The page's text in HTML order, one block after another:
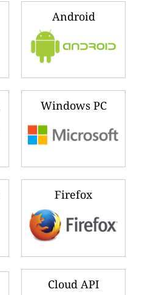
Android
Windows PC
Firefox
Cloud API